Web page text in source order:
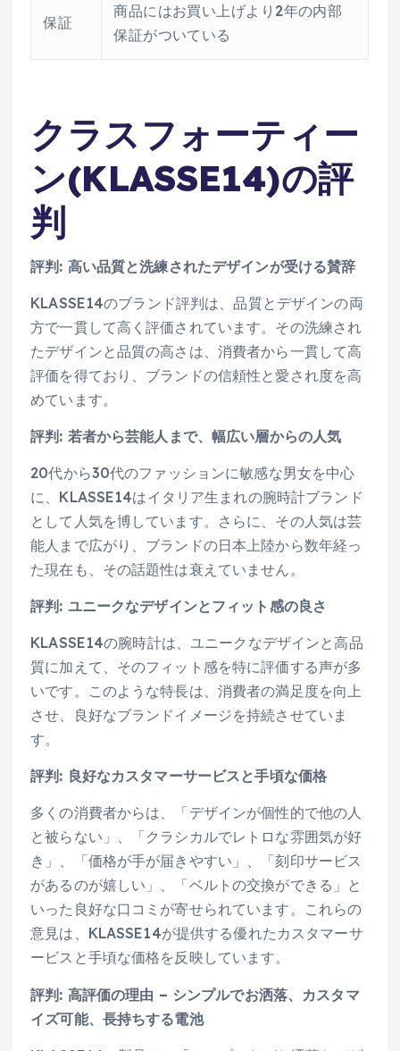
保証
商品にはお買い上げより2年の内部
保証がついている
クラスフォーティー
ン(KLASSE14)の評
判
評判: 高い品質と洗練されたデザインが受ける賛辞
KLASSE14のブランド評判は、品質とデザインの両
方で一貫して高く評価されています。その洗練され
たデザインと品質の高さは、消費者から一貫して高
評価を得ており、ブランドの信頼性と愛され度を高
めています。
評判: 若者から芸能人まで、幅広い層からの人気
20代から30代のファッションに敏感な男女を中心
に、KLASSE14はイタリア生まれの腕時計ブランド
として人気を博しています。さらに、その人気は芸
能人まで広がり、ブランドの日本上陸から数年経っ
た現在も、その話題性は衰えていません。
評判: ユニークなデザインとフィット感の良さ
KLASSE14の腕時計は、ユニークなデザインと高品
質に加えて、そのフィット感を特に評価する声が多
いです。このような特長は、消費者の満足度を向上
させ、良好なブランドイメージを持続させていま
す。
評判: 良好なカスタマーサービスと手頃な価格
多くの消費者からは、「デザインが個性的で他の人
と被らない」、「クラシカルでレトロな雰囲気が好
き」、「価格が手が届きやすい」、「刻印サービス
があるのが嬉しい」、「ベルトの交換ができる」と
いった良好な口コミが寄せられています。これらの
意見は、KLASSE14が提供する優れたカスタマーサ
ービスと手頃な価格を反映しています。
評判: 高評価の理由 – シンプルでお洒落、カスタマ
イズ可能、長持ちする電池